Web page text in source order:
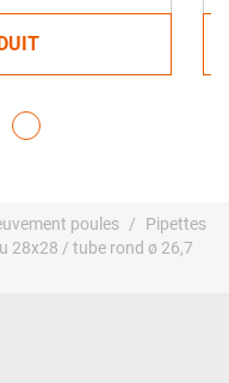
poules
Pipettes
28x28 / tube rond ø 26,7